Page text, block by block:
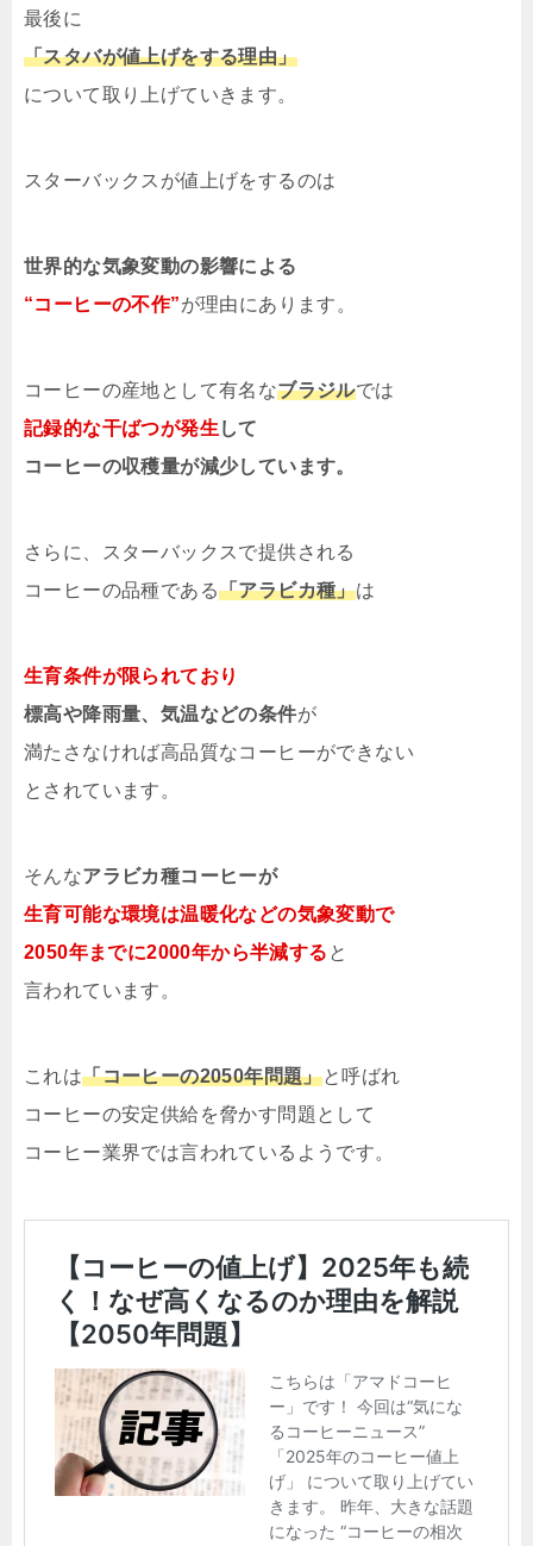
最後に
「スタバが値上げをする理由」
について取り上げていきます。
スターバックスが値上げをするのは
世界的な気象変動の影響による
“コーヒーの不作”が理由にあります。
コーヒーの産地として有名なブラジルでは
記録的な干ばつが発生 して
コーヒーの収穫量が減少しています。
さらに、スターバックスで提供される
コーヒーの品種である「アラビカ種」は
生育条件が限られており
標高や降雨量、気温などの条件が
満たさなければ高品質なコーヒーができない
とされています。
そんなアラビカ種コーヒーが
生育可能な環境は温暖化などの気象変動で
2050年までに2000年から半減する と
言われています。
これは「コーヒーの2050年問題」と呼ばれ
コーヒーの安定供給を脅かす問題として
コーヒー業界では言われているようです。